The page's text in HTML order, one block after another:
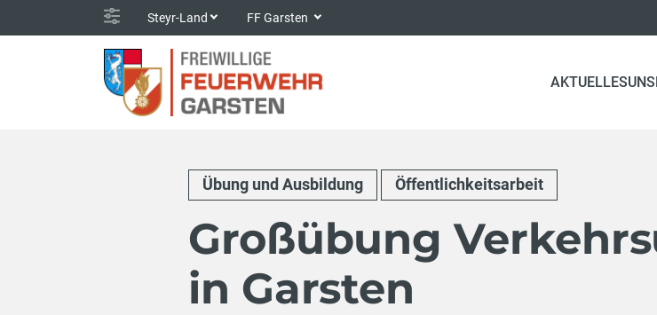
Steyr-Land FF Garsten
AKTUELLES
Übung und Ausbildung Öffentlichkeitsarbeit
Großübung
in Garsten